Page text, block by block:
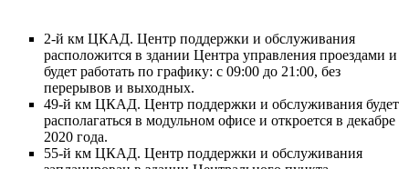
2-й км ЦКАД. Центр поддержки и обслуживания
расположится в здании Центра управления проездами и
будет работать по графику: с 09:00 до 21:00, без
перерывов и выходных.
49-й км ЦКАД. Центр поддержки и обслуживания будет
располагаться в модульном офисе и откроется в декабре
2020 года.
55-й км ЦКАД. Центр поддержки и обслуживания